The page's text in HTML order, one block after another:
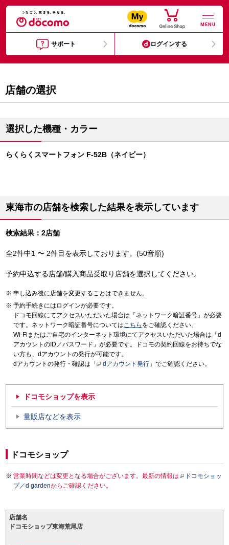
MENU
サポート ログインする
店舗の選択
選択した機種・カラー
らくらくスマートフォン F-52B（ネイビー）
東海市の店舗を検索した結果を表示しています
検索結果：2店舗
全2件中1 〜 2件目を表示しております。(50音順)
予約申込する店舗/購入商品受取り店舗を選択してください。
申し込み後に店舗を変更することはできません。
予約手続きにはログインが必要です。
ドコモ回線にてアクセスいただいた場合は「ネットワーク暗証番号」が必要
です。ネットワーク暗証番号についてはこちら をご確認ください。
Wi-Fiまたはご自宅のインターネット環境にてアクセスいただいた場合は「d
アカウントのID／パスワード」が必要です。ドコモの契約回線をお持ちでな
い方も、dアカウントの発行が可能です。
dアカウントの発行・確認は「
dアカウント発行 」でご確認ください。
ドコモショップを表示
量販店などを表示
ドコモショップ
営業時間などは変更となる場合がございます。最新の情報は
ドコモショッ
プ／d gardenからご確認ください。
店舗名
ドコモショップ東海荒尾店